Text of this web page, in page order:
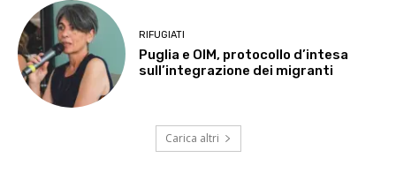
RIFUGIATI
Puglia e OIM, protocollo d’intesa
sull’integrazione dei migranti
Carica altri